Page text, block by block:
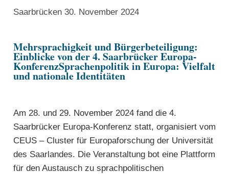
Saarbrücken 30. November 2024
Mehrsprachigkeit und Bürgerbeteiligung:
Einblicke von der 4. Saarbrücker Europa-
KonferenzSprachenpolitik in Europa: Vielfalt
und nationale Identitäten
Am 28. und 29. November 2024 fand die 4.
Saarbrücker Europa-Konferenz statt, organisiert vom
CEUS – Cluster für Europaforschung der Universität
des Saarlandes. Die Veranstaltung bot eine Plattform
für den Austausch zu sprachpolitischen